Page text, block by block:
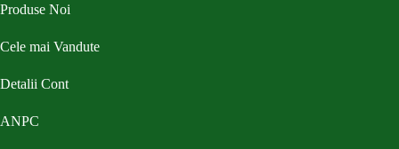
Produse Noi
Cele mai Vandute
Detalii Cont
ANPC